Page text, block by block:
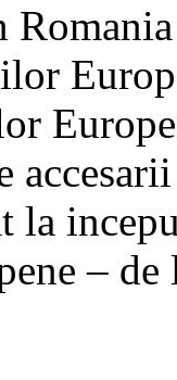
la
– de